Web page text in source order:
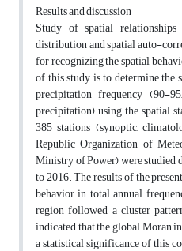
Results and discussion
Study of spatial
distribution and spatial auto-
for recognizing the spatial
of this study is to determine the
precipitation frequency (90-
precipitation) using the spatial
385 stations (synoptic,
Republic Organization of
Ministry of Power) were
to 2016. The results of the
behavior in total annual
region followed a cluster
indicated that the global Moran
a statistical significance of this